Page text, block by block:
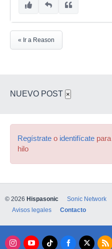
« Ir a Reason
NUEVO POST ×
Regístrate o identifícate
hilo
© 2026 Hispasonic Sonic Network
Avisos legales
Contacto